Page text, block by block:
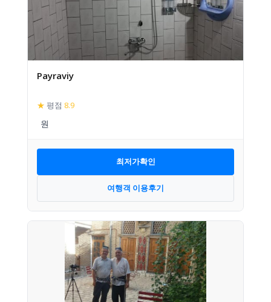
Payraviy
★ 평점 8.9
최저가확인
여행객 이용후기